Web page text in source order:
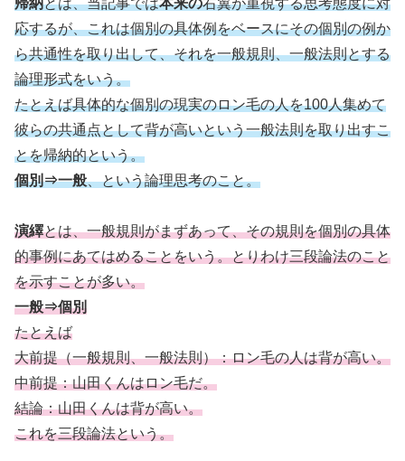
応するが、これは個別の具体例をベースにその個別の例か
ら共通性を取り出して、それを一般規則、一般法則とする
論理形式をいう。
たとえば具体的な個別の現実のロン毛の人を100人集めて
彼らの共通点として背が高いという一般法則を取り出すこ
とを帰納的という。
個別⇒一般、という論理思考のこと。
演繹とは、一般規則がまずあって、その規則を個別の具体
的事例にあてはめることをいう。とりわけ三段論法のこと
を示すことが多い。
一般⇒個別
たとえば
大前提（一般規則、一般法則）：ロン毛の人は背が高い。
中前提：山田くんはロン毛だ。
結論：山田くんは背が高い。
これを三段論法という。